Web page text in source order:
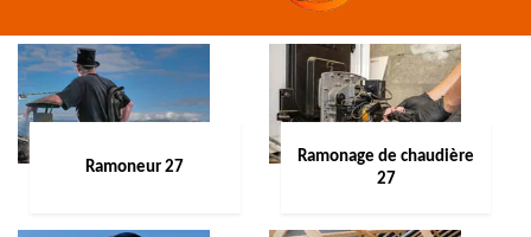
Ramoneur 27
Ramonage de chaudière
27